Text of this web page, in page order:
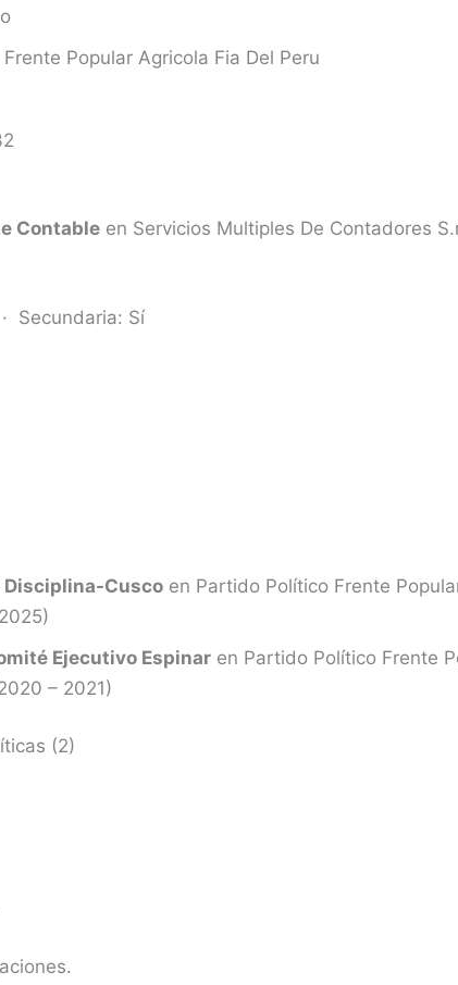
Frente Popular Agricola Fia Del Peru
Contable en Servicios Multiples De Contadores
Secundaria: Sí
Disciplina-Cusco en Partido Político Frente
Ejecutivo Espinar en Partido Político Frente
– 2021)
(2)